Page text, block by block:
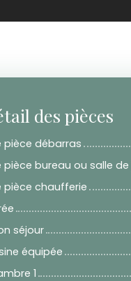
des pièces
pièce débarras
pièce bureau ou salle de
pièce chaufferie
séjour
équipée
1